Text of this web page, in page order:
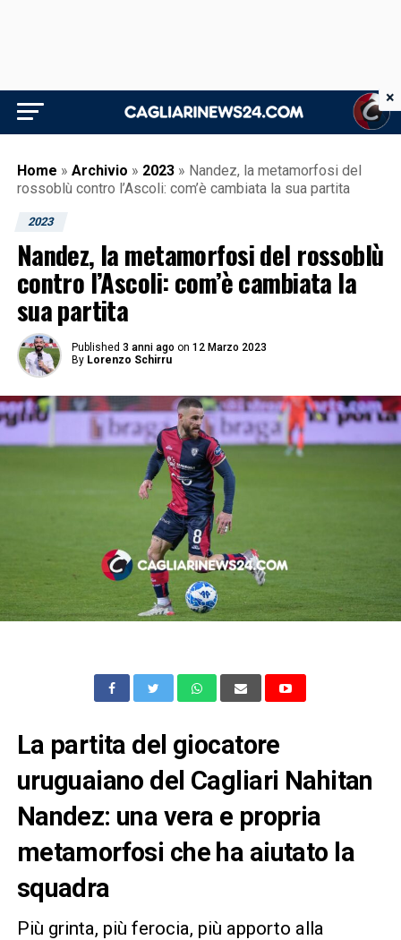
Home » Archivio » 2023 » Nandez, la metamorfosi del
rossoblù contro l’Ascoli: com’è cambiata la sua partita
2023
Nandez, la metamorfosi del rossoblù
contro l’Ascoli: com’è cambiata la
sua partita
Published 3 anni ago on 12 Marzo 2023
By Lorenzo Schirru
La partita del giocatore
uruguaiano del Cagliari Nahitan
Nandez: una vera e propria
metamorfosi che ha aiutato la
squadra
Più grinta, più ferocia, più apporto alla
×